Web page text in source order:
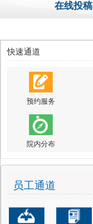
在线投稿
快速通道
预约服务
院内分布
员工通道